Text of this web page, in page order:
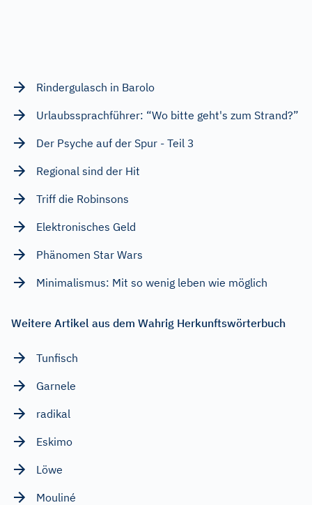
Rindergulasch in Barolo
Urlaubssprachführer: “Wo bitte geht's zum Strand?”
Der Psyche auf der Spur - Teil 3
Regional sind der Hit
Triff die Robinsons
Elektronisches Geld
Phänomen Star Wars
Minimalismus: Mit so wenig leben wie möglich
Weitere Artikel aus dem Wahrig Herkunftswörterbuch
Tunfisch
Garnele
radikal
Eskimo
Löwe
Mouliné